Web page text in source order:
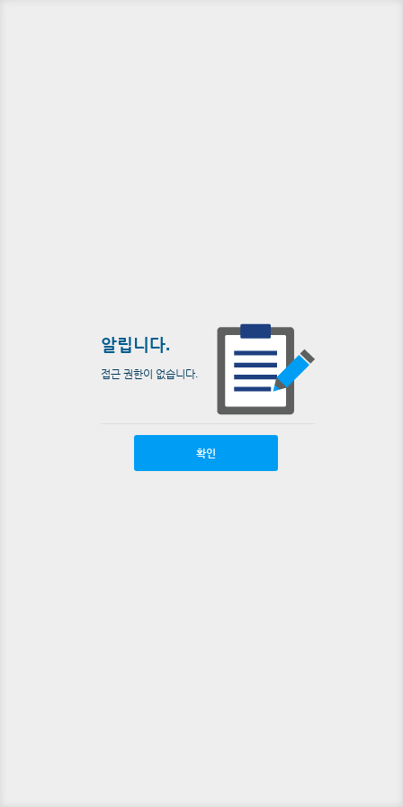
알립니다.
접근 권한이 없습니다.